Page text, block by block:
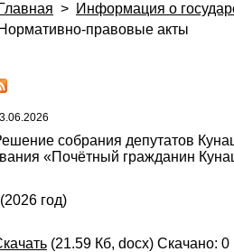
Главная > Информация о
Нормативно-правовые акты
собрания депутатов
«Почётный гражданин
(2026 год)
(21.59 Кб, docx) Скачано: 0